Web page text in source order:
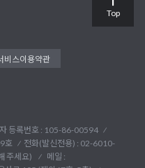
비스이용약관
등록번호 : 105-86-00594
호
전화(발신전용) : 02-6010-
주세요)
메일 :
Top